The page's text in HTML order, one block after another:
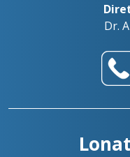
Dr.